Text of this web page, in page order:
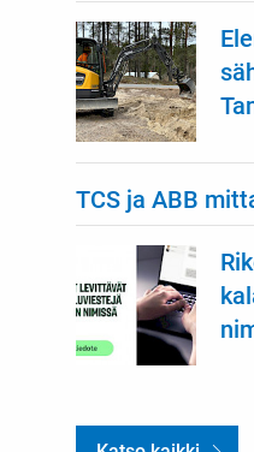
TCS ja ABB